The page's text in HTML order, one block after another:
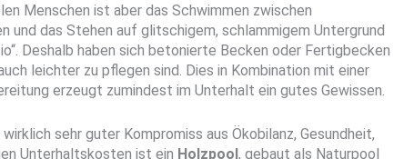
Menschen ist aber das Schwimmen zwischen
und das Stehen auf glitschigem, schlammigem Untergrund
Deshalb haben sich betonierte Becken oder Fertigbecken
leichter zu pflegen sind. Dies in Kombination mit einer
erzeugt zumindest im Unterhalt ein gutes Gewissen.
sehr guter Kompromiss aus Ökobilanz, Gesundheit,
Unterhaltskosten ist ein Holzpool, gebaut als Naturpool